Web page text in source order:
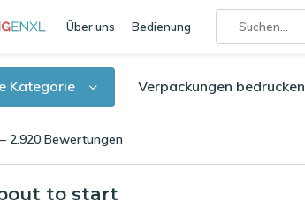
Über uns Bedienung
Kategorie Verpackungen bedrucken
2.920 Bewertungen
to start